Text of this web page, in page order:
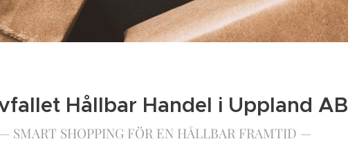
Hållbar Handel i Uppland AB
SMART SHOPPING FÖR EN HÅLLBAR FRAMTID —